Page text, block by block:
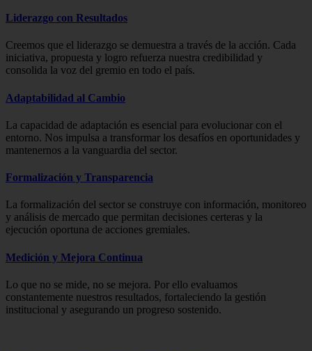
Liderazgo con Resultados
Creemos que el liderazgo se demuestra a través de la acción. Cada
iniciativa, propuesta y logro refuerza nuestra credibilidad y
consolida la voz del gremio en todo el país.
Adaptabilidad al Cambio
La capacidad de adaptación es esencial para evolucionar con el
entorno. Nos impulsa a transformar los desafíos en oportunidades y
mantenernos a la vanguardia del sector.
Formalización y Transparencia
La formalización del sector se construye con información, monitoreo
y análisis de mercado que permitan decisiones certeras y la
ejecución oportuna de acciones gremiales.
Medición y Mejora Continua
Lo que no se mide, no se mejora. Por ello evaluamos
constantemente nuestros resultados, fortaleciendo la gestión
institucional y asegurando un progreso sostenido.